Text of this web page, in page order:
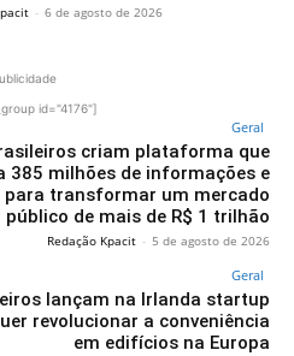
- 6 de agosto de 2026
id="4176"]
Geral
criam plataforma que
385 milhões de informações e
para transformar um mercado
público de mais de R$ 1 trilhão
Redação Kpacit - 5 de agosto de 2026
Geral
lançam na Irlanda startup
revolucionar a conveniência
em edifícios na Europa